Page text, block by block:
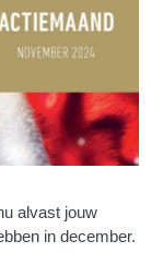
alvast jouw
in december.